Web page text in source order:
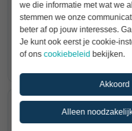
Concurrentie
Weinig concurrentie
43%
Toekomst eigen bedrijf
Positief over toekomst
we die informatie met wat we
stemmen we onze
beter af op jouw interesses.
Je kunt ook eerst je cookie-
of onscookiebeleid bekijken.
Akkoord
Alleen